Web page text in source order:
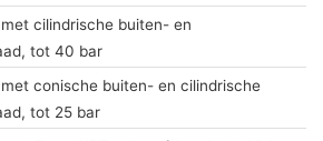
cilindrische buiten- en
tot 40 bar
conische buiten- en cilindrische
tot 25 bar